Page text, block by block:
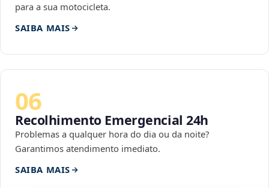
para a sua motocicleta.
SAIBA MAIS
06
Recolhimento Emergencial 24h
Problemas a qualquer hora do dia ou da noite?
Garantimos atendimento imediato.
SAIBA MAIS